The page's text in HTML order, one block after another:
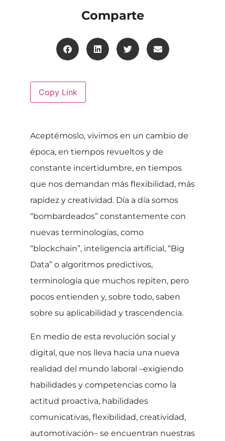
Comparte
Aceptémoslo, vivimos en un cambio de
época, en tiempos revueltos y de
constante incertidumbre, en tiempos
que nos demandan más flexibilidad, más
rapidez y creatividad. Día a día somos
“bombardeados” constantemente con
nuevas terminologías, como
“blockchain”, inteligencia artificial, “Big
Data” o algoritmos predictivos,
terminología que muchos repiten, pero
pocos entienden y, sobre todo, saben
sobre su aplicabilidad y trascendencia.
En medio de esta revolución social y
digital, que nos lleva hacia una nueva
realidad del mundo laboral –exigiendo
habilidades y competencias como la
actitud proactiva, habilidades
comunicativas, flexibilidad, creatividad,
automotivación– se encuentran nuestras